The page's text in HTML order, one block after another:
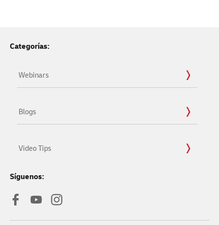
Categorías:
Webinars
Blogs
Video Tips
Síguenos: